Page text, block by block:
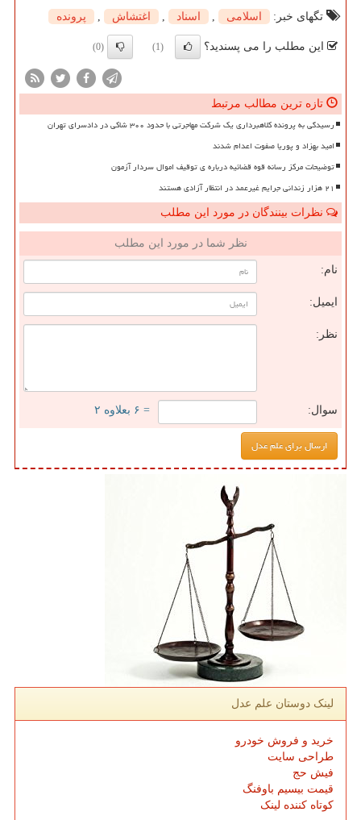
تگهای خبر:
اسلامی , اسناد , اغتشاش , پرونده
این مطلب را می پسندید؟ (1)
(0)
تازه ترین مطالب مرتبط
رسیدگی به پرونده کلاهبرداری یک شرکت مهاجرتی با حدود ۳۰۰ شاکی در دادسرای تهران
امید بهزاد و پوریا صفوت اعدام شدند
توضیحات مرکز رسانه قوه قضائیه درباره ی توقیف اموال سردار آزمون
۲۱ هزار زندانی جرایم غیرعمد در انتظار آزادی هستند
نظرات بینندگان در مورد این مطلب
نظر شما در مورد این مطلب
نام:
ایمیل:
نظر:
سوال: = ۶ بعلاوه ۲
لینک دوستان علم عدل
خرید و فروش خودرو
طراحی سایت
فیش حج
قیمت بیسیم باوفنگ
کوتاه کننده لینک